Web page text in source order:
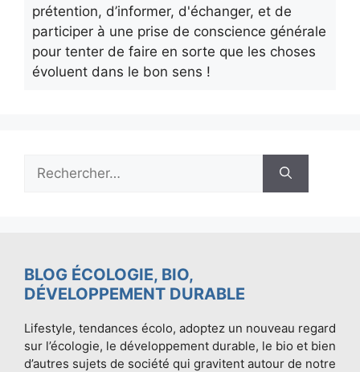
prétention, d’informer, d'échanger, et de
participer à une prise de conscience générale
pour tenter de faire en sorte que les choses
évoluent dans le bon sens !
BLOG ÉCOLOGIE, BIO,
DÉVELOPPEMENT DURABLE
Lifestyle, tendances écolo, adoptez un nouveau regard
sur l’écologie, le développement durable, le bio et bien
d’autres sujets de société qui gravitent autour de notre